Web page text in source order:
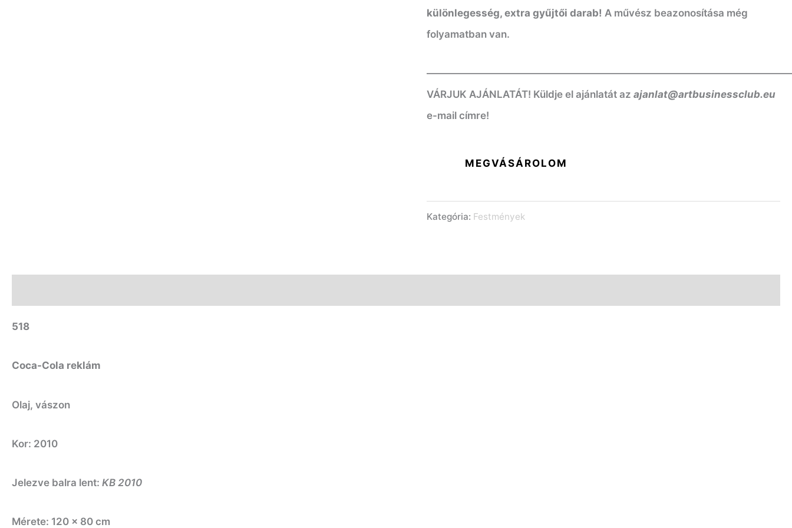
különlegesség, extra gyűjtői darab! A művész beazonosítása még
folyamatban van.
VÁRJUK AJÁNLATÁT! Küldje el ajánlatát azajanlat@artbusinessclub.eu
e-mail címre!
MEGVÁSÁROLOM
Kategória: Festmények
518
Coca-Cola reklám
Olaj, vászon
Kor: 2010
Jelezve balra lent: KB 2010
Mérete: 120 x 80 cm